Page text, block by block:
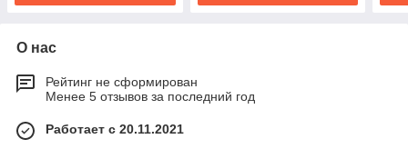
О нас
Рейтинг не сформирован
Менее 5 отзывов за последний год
Работает с 20.11.2021